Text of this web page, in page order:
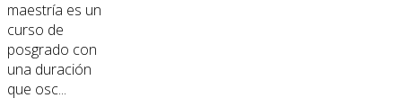
maestría es un
curso de
posgrado con
una duración
que osc...